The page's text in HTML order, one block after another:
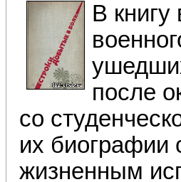
В книгу
после
со
их биографии
жизненным